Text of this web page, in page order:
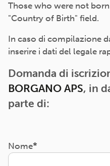
Those who were not
"Country of Birth" field.
In caso di compilazione
inserire i dati del legale
Domanda di
BORGANO APS, in
parte di:
Nome